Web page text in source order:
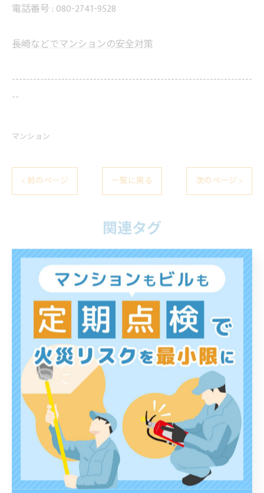
電話番号 : 080-2741-9528
長崎などでマンションの安全対策
--------------------------------------------------------------------
--
マンション
< 前のページ 一覧に戻る 次のページ >
関連タグ
#長崎 #消防設備点検 #アパート
カテゴリー Categories
全てのカテゴリー
マンション
店舗
ビル
工場
福祉施設